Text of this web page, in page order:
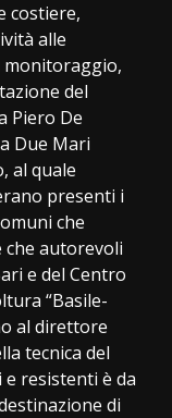
costiere,
alle
monitoraggio,
del
Piero De
Due Mari
al quale
presenti i
che
che autorevoli
e del Centro
“Basile-
al direttore
tecnica del
resistenti è da
di